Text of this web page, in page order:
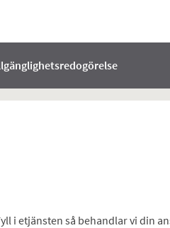
i etjänsten så behandlar vi din